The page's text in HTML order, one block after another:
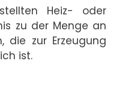
Heiz- oder
zu der Menge an
die zur Erzeugung
ist.